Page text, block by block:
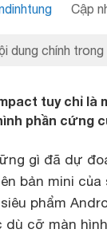
Cập
dung chính trong
tuy chỉ là
phần cứng
gì đã dự
bản mini
phẩm
dù cỡ màn